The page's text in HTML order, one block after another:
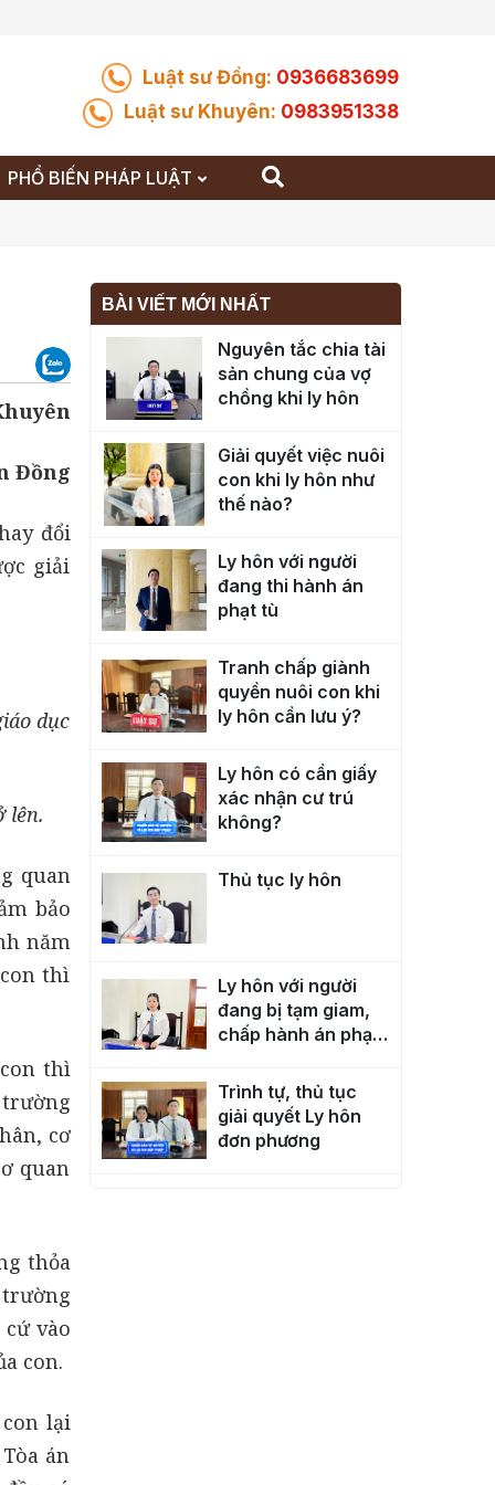
Luật sư Đồng: 0936683699
Luật sư Khuyên: 0983951338
PHỔ BIẾN PHÁP LUẬT
Đồng
đổi
giải
dục
lên.
quan
bảo
năm
thì
thì
cơ
quan
thỏa
vào
con.
lại
án
BÀI VIẾT MỚI NHẤT
Nguyên tắc chia tài
sản chung của vợ
chồng khi ly hôn
Giải quyết việc nuôi
con khi ly hôn như
thế nào?
Ly hôn với người
đang thi hành án
phạt tù
Tranh chấp giành
quyền nuôi con khi
ly hôn cần lưu ý?
Ly hôn có cần giấy
xác nhận cư trú
không?
Thủ tục ly hôn
Ly hôn với người
đang bị tạm giam,
chấp hành án phạt
Trình tự, thủ tục
giải quyết Ly hôn
đơn phương